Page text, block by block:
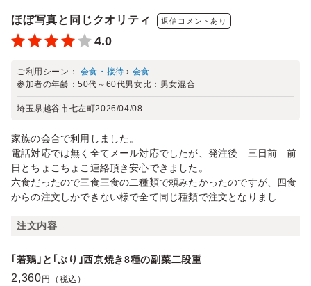
ほぼ写真と同じクオリティ 返信コメントあり
4.0
ご利用シーン： 会食・接待 › 会食
参加者の年齢：50代～60代男女比： 男女混合
埼玉県越谷市七左町2026/04/08
家族の会合で利用しました。
電話対応では無く全てメール対応でしたが、発注後 三日前 前
日とちょこちょこ連絡頂き安心できました。
六食だったので三食三食の二種類で頼みたかったのですが、四食
からの注文しかできない様で全て同じ種類で注文となりまし...
注文内容
｢若鶏｣と｢ぶり｣西京焼き8種の副菜二段重
2,360 円（税込）